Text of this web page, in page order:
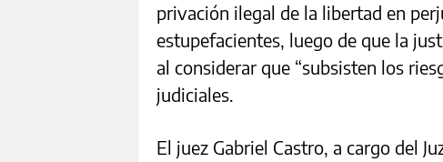
privación ilegal de la libertad en
estupefacientes, luego de que la
al considerar que “subsisten los
judiciales.
El juez Gabriel Castro, a cargo del